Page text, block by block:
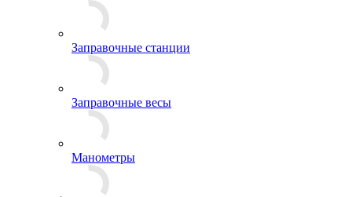
Заправочные станции
Заправочные весы
Манометры